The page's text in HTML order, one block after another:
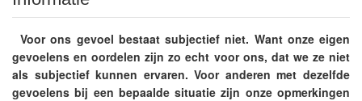
Voor ons gevoel bestaat subjectief niet. Want onze eigen
gevoelens en oordelen zijn zo echt voor ons, dat we ze niet
als subjectief kunnen ervaren. Voor anderen met dezelfde
gevoelens bij een bepaalde situatie zijn onze opmerkingen